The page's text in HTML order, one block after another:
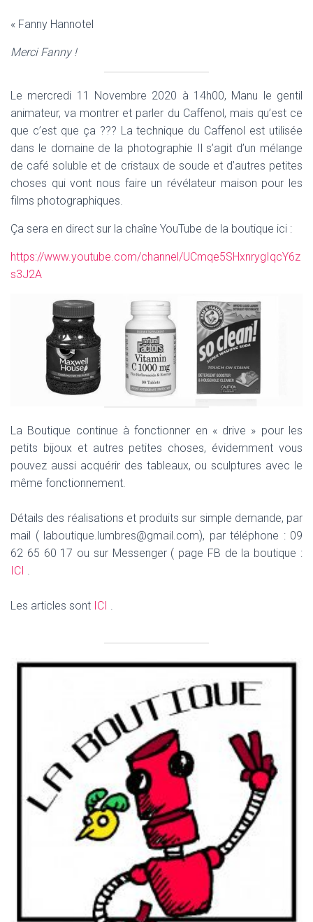
« Fanny Hannotel
Merci Fanny !
Le mercredi 11 Novembre 2020 à 14h00, Manu le gentil
animateur, va montrer et parler du Caffenol, mais qu’est ce
que c’est que ça ??? La technique du Caffenol est utilisée
dans le domaine de la photographie Il s’agit d’un mélange
de café soluble et de cristaux de soude et d’autres petites
choses qui vont nous faire un révélateur maison pour les
films photographiques.
Ça sera en direct sur la chaîne YouTube de la boutique ici :
https://www.youtube.com/channel/UCmqe5SHxnrygIqcY6z
s3J2A
La Boutique continue à fonctionner en « drive » pour les
petits bijoux et autres petites choses, évidemment vous
pouvez aussi acquérir des tableaux, ou sculptures avec le
même fonctionnement.
Détails des réalisations et produits sur simple demande, par
mail ( laboutique.lumbres@gmail.com), par téléphone : 09
62 65 60 17 ou sur Messenger ( page FB de la boutique :
ICI .
Les articles sont ICI .